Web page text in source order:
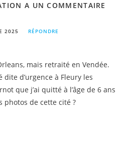
A UN COMMENTAIRE
2025 RÉPONDRE
mais retraité en Vendée.
dite d’urgence à Fleury les
que j’ai quitté à l’âge de 6 ans
photos de cette cité ?